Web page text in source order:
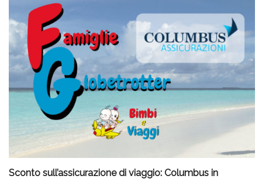
Sconto sull’assicurazione di viaggio: Columbus in